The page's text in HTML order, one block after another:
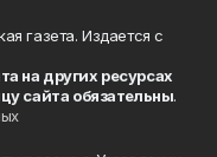
газета. Издается с
на других ресурсах
сайта обязательны.